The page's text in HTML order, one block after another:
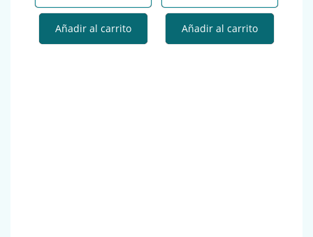
Añadir al carrito Añadir al carrito